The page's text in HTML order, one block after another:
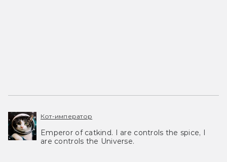
Кот-император
Emperor of catkind. I are controls the spice, I
are controls the Universe.